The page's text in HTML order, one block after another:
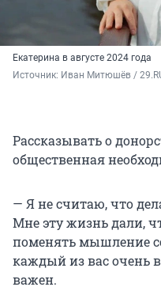
Екатерина в августе 2024 года
Источник: Иван Митюшёв /
Рассказывать о
общественная
— Я не считаю, что
Мне эту жизнь дали,
поменять мышление
каждый из вас очень
важен.